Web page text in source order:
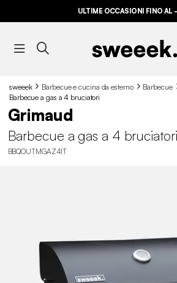
ULTIME OCCASIONI FINO
sweeek Barbecue e cucina da esterno
Barbecue
Barbecue a gas a 4 bruciatori
Grimaud
Barbecue a gas a 4 bruciatori
BBQOUTMGAZ4IT